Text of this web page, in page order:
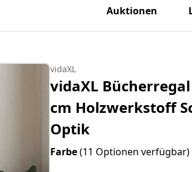
Auktionen
vidaXL
vidaXL Bücherregal
cm Holzwerkstoff
Optik
Farbe(11 Optionen verfügbar)